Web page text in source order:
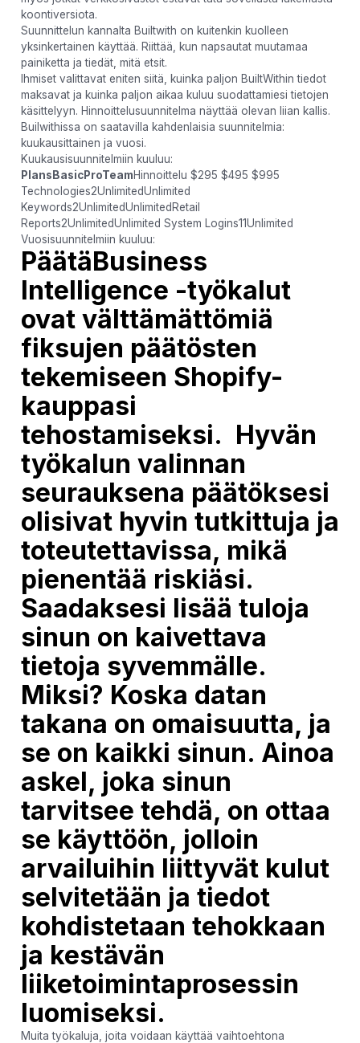
koontiversiota.
Suunnittelun kannalta Builtwith on kuitenkin kuolleen
yksinkertainen käyttää. Riittää, kun napsautat muutamaa
painiketta ja tiedät, mitä etsit.
Ihmiset valittavat eniten siitä, kuinka paljon BuiltWithin tiedot
maksavat ja kuinka paljon aikaa kuluu suodattamiesi tietojen
käsittelyyn. Hinnoittelusuunnitelma näyttää olevan liian kallis.
Builwithissa on saatavilla kahdenlaisia ​​suunnitelmia:
kuukausittainen ja vuosi.
Kuukausisuunnitelmiin kuuluu:
PlansBasicProTeamHinnoittelu $295 $495 $995
Technologies2UnlimitedUnlimited
Keywords2UnlimitedUnlimitedRetail
Reports2UnlimitedUnlimited System Logins11Unlimited
Vuosisuunnitelmiin kuuluu:
PäätäBusiness
Intelligence -työkalut
ovat välttämättömiä
fiksujen päätösten
tekemiseen Shopify-
kauppasi
tehostamiseksi. Hyvän
työkalun valinnan
seurauksena päätöksesi
olisivat hyvin tutkittuja ja
toteutettavissa, mikä
pienentää riskiäsi.
Saadaksesi lisää tuloja
sinun on kaivettava
tietoja syvemmälle.
Miksi? Koska datan
takana on omaisuutta, ja
se on kaikki sinun. Ainoa
askel, joka sinun
tarvitsee tehdä, on ottaa
se käyttöön, jolloin
arvailuihin liittyvät kulut
selvitetään ja tiedot
kohdistetaan tehokkaan
ja kestävän
liiketoimintaprosessin
luomiseksi.
Muita työkaluja, joita voidaan käyttää vaihtoehtona